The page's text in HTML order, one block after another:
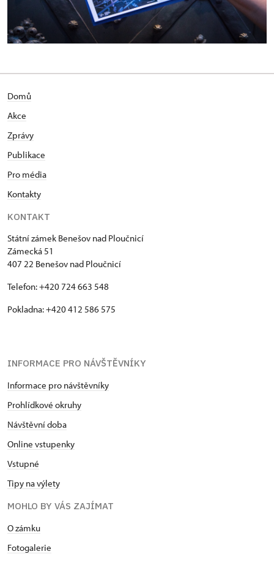
Domů
Akce
Zprávy
Publikace
Pro média
Kontakty
KONTAKT
Státní zámek Benešov nad Ploučnicí
Zámecká 51
407 22 Benešov nad Ploučnicí
Telefon: +420 724 663 548
Pokladna: +420 412 586 575
INFORMACE PRO NÁVŠTĚVNÍKY
Informace pro návštěvníky
Prohlídkové okruhy
Návštěvní doba
Online vstupenky
Vstupné
Tipy na výlety
MOHLO BY VÁS ZAJÍMAT
O zámku
Fotogalerie